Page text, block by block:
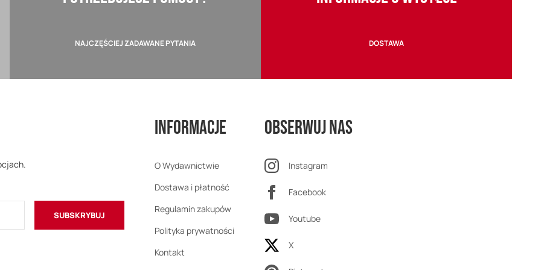
NAJCZĘŚCIEJ ZADAWANE PYTANIA DOSTAWA
SUBSKRYBUJ
Informacje
O Wydawnictwie
Dostawa i płatność
Regulamin zakupów
Polityka prywatności
Kontakt
Obserwuj nas
Instagram
Facebook
Youtube
X